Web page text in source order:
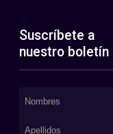
Suscríbete a
nuestro boletín